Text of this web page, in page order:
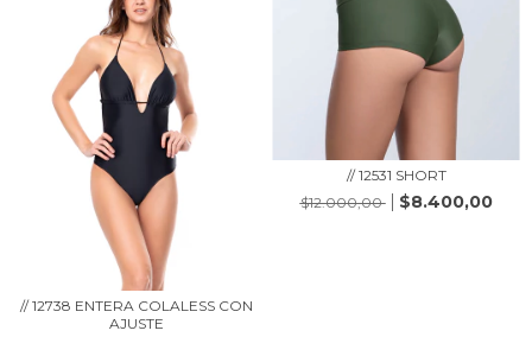
// 12738 ENTERA COLALESS CON
AJUSTE
// 12531 SHORT
$12.000,00
$8.400,00